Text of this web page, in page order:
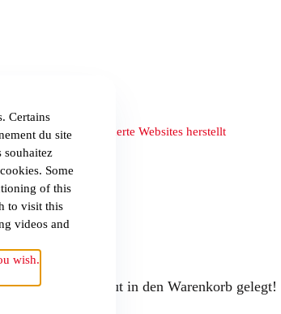
die maßgeschneiderte Websites herstellt
exonératoire“ gut in den Warenkorb gelegt!
Certains
du site
souhaitez
Some
of this
to visit this
videos and
wish.